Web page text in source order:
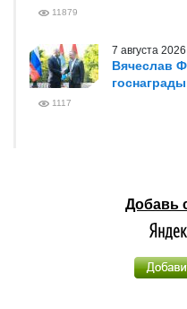
11879
7 августа 2026
Вячеслав
1117
Добавь